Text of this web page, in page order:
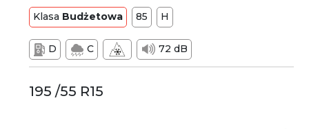
Klasa Budżetowa 85 H
D C 72 dB
195 /55 R15